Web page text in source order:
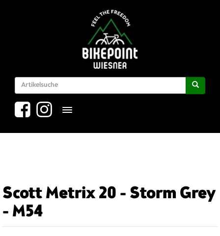
Toggle navigation
Scott Metrix 20 - Storm Grey
- M54